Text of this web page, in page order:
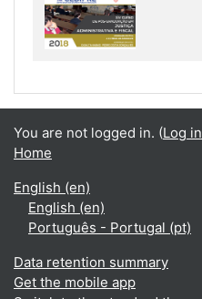
You are not logged in. (Log in
Home
English ‎(en)‎
English ‎(en)‎
Português - Portugal ‎(pt)‎
Data retention summary
Get the mobile app